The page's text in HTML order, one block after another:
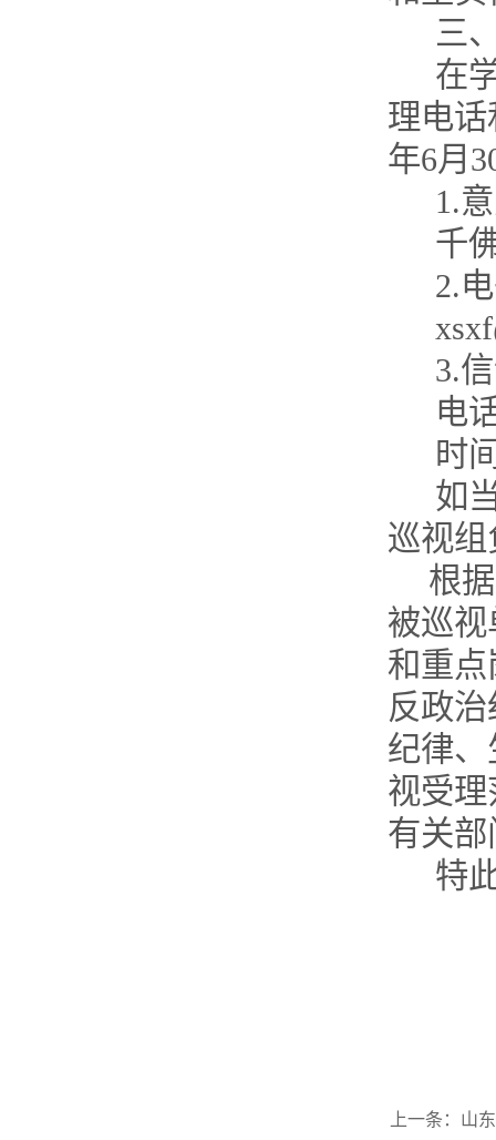
三
在
理电话
年6月
1.
千
2.
xsxf
3.
电
时
如
巡视
根
被巡
和重
反政
纪律
视受
有关
特
上一条： 山